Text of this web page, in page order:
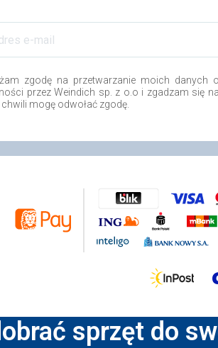
zgodę na przetwarzanie moich
przez Weindich sp. z o.o i zgadzam się
chwili mogę odwołać zgodę.
sprzęt do